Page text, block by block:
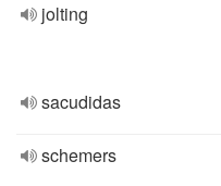
jolting
sacudidas
schemers